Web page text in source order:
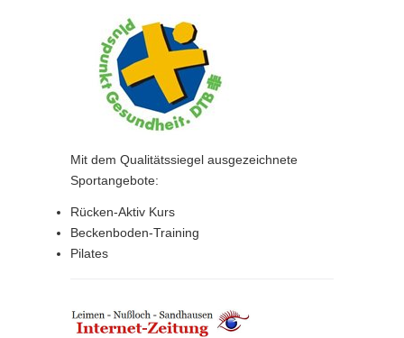
Mit dem Qualitätssiegel ausgezeichnete
Sportangebote:
Rücken-Aktiv Kurs
Beckenboden-Training
Pilates